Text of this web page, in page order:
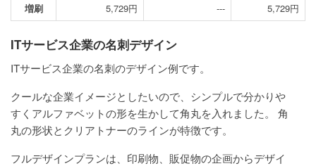
お見積り・お問合せ
増刷
5,729円 --- 5,729円
ITサービス企業の名刺デザイン
ITサービス企業の名刺のデザイン例です。
クールな企業イメージとしたいので、シンプルで分かりや
すくアルファベットの形を生かして角丸を入れました。 角
丸の形状とクリアトナーのラインが特徴です。
フルデザインプランは、印刷物、販促物の企画からデザイ